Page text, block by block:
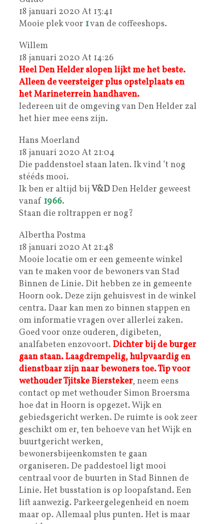
18 januari 2020 At 13:41
Mooie plek voor 1van de coffeeshops.
Willem
18 januari 2020 At 14:26
Heel Den Helder slopen lijkt me het beste.
Alleen de veersteiger plus opstelplaats en
het Marineterrein handhaven.
Iedereen uit de omgeving van Den Helder zal
het hier mee eens zijn.
Hans Moerland
18 januari 2020 At 21:04
Die paddenstoel staan laten. Ik vind ’t nog
stééds mooi.
Ik ben er altijd bij V&DDen Helder geweest
vanaf 1966.
Staan die roltrappen er nog?
Albertha Postma
18 januari 2020 At 21:48
Mooie locatie om er een gemeente winkel
van te maken voor de bewoners van Stad
Binnen de Linie. Dit hebben ze in gemeente
Hoorn ook. Deze zijn gehuisvest in de winkel
centra. Daar kan men zo binnen stappen en
om informatie vragen over allerlei zaken.
Goed voor onze ouderen, digibeten,
analfabeten enzovoort. Dichter bij de burger
gaan staan. Laagdrempelig, hulpvaardig en
dienstbaar zijn naar bewoners toe. Tip voor
wethouder Tjitske Biersteker, neem eens
contact op met wethouder Simon Broersma
hoe dat in Hoorn is opgezet. Wijk en
gebiedsgericht werken. De ruimte is ook zeer
geschikt om er, ten behoeve van het Wijk en
buurtgericht werken,
bewonersbijeenkomsten te gaan
organiseren. De paddestoel ligt mooi
centraal voor de buurten in Stad Binnen de
Linie. Het busstation is op loopafstand. Een
lift aanwezig. Parkeergelegenheid en noem
maar op. Allemaal plus punten. Het is maar